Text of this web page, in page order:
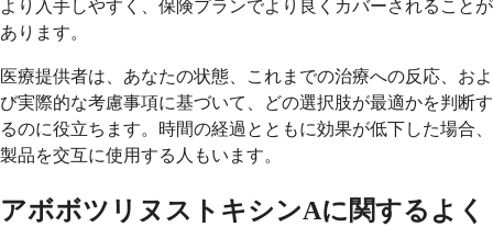
より入手しやすく、保険プランでより良くカバーされることが
あります。
医療提供者は、あなたの状態、これまでの治療への反応、およ
び実際的な考慮事項に基づいて、どの選択肢が最適かを判断す
るのに役立ちます。時間の経過とともに効果が低下した場合、
製品を交互に使用する人もいます。
アボボツリヌストキシンAに関するよく